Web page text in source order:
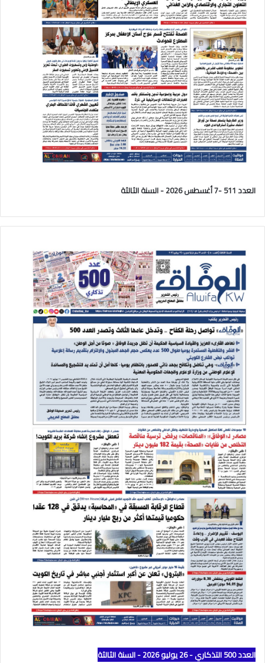
العدد 511 -7 أغسطس 2026 - السنة الثالثة
العدد 500 التذكاري - 26 يوليو 2026 - السنة الثالثة